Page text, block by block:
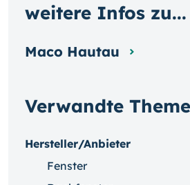
Verwandte
Hersteller/Anbieter
Fenster
weitere Infos zu...
Maco Hautau